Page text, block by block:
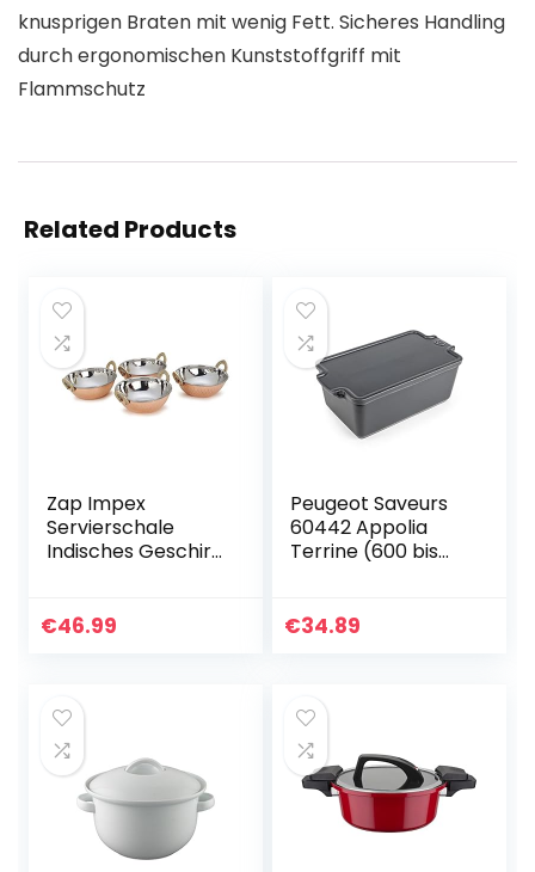
knusprigen Braten mit wenig Fett. Sicheres Handling
durch ergonomischen Kunststoffgriff mit
Flammschutz
Related Products
Zap Impex
Servierschale
Indisches Geschirr
Karahi
€46.99
Peugeot Saveurs
60442 Appolia
Terrine (600 bis
€34.89